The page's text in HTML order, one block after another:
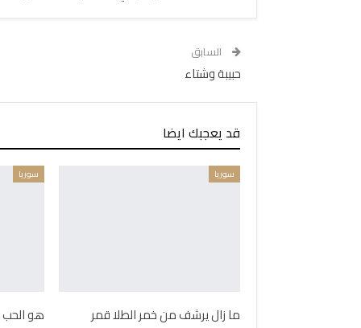
السابق
حبيبة وشتاء
قد يعجبك ايضا
سوريا
ما زال يرشف من خمر الطلا قمر
سوريا
هو